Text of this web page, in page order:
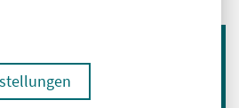
bleiben
Newsletter an: